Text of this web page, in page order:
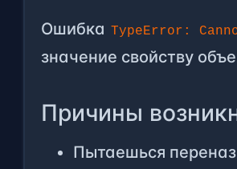
Ошибка TypeError:
значение свойству
Причины
Пытаешься